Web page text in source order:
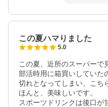
この夏ハマりました
5.0
この夏、近所のスーパーで
部活時用に箱買いしていた
切れとなってしまい、こち
ほんと、美味しいです。
スポーツドリンクは後口が